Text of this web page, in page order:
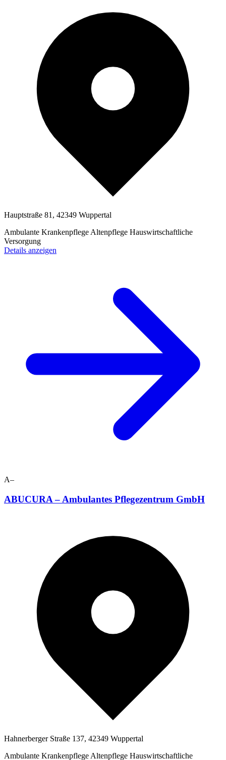
Hauptstraße 81, 42349 Wuppertal
Ambulante Krankenpflege Altenpflege Hauswirtschaftliche
Versorgung
Details anzeigen
A–
ABUCURA – Ambulantes Pflegezentrum GmbH
Hahnerberger Straße 137, 42349 Wuppertal
Ambulante KrankenpflegeAltenpflege Hauswirtschaftliche